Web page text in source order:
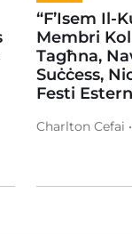
“F’Isem Il-
Membri
Tagħna,
Suċċess,
Festi
Charlton Cefai